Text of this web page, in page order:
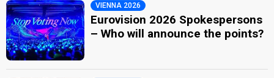
VIENNA 2026
Eurovision 2026 Spokespersons
– Who will announce the points?